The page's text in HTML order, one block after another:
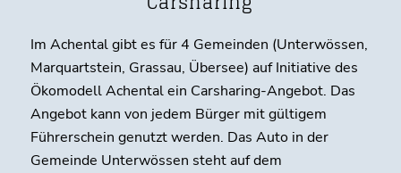
Im Achental gibt es für 4 Gemeinden (Unterwössen,
Marquartstein, Grassau, Übersee) auf Initiative des
Ökomodell Achental ein Carsharing-Angebot. Das
Angebot kann von jedem Bürger mit gültigem
Führerschein genutzt werden. Das Auto in der
Gemeinde Unterwössen steht auf dem